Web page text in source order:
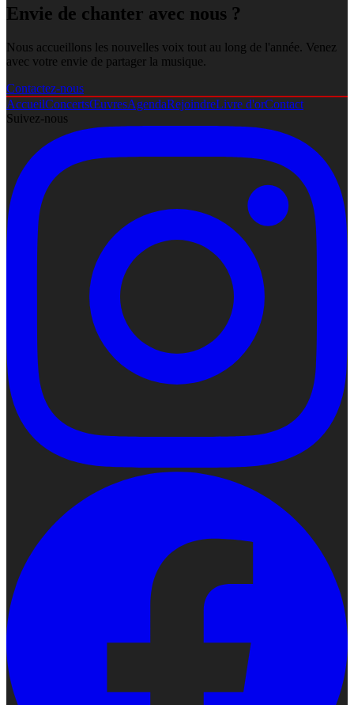
Envie de chanter avec nous ?
Nous accueillons les nouvelles voix tout au long de l'année. Venez
avec votre envie de partager la musique.
Contactez-nous
AccueilConcertsŒuvresAgendaRejoindreLivre d'orContact
Suivez-nous